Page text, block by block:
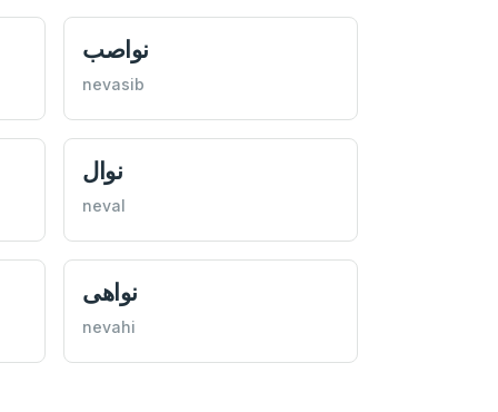
نواصب
nevasib
نوال
neval
نواهی
nevahi